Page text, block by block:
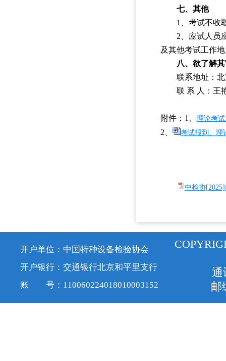
七、其他
1、考试不收
2、应试人员
及其他考试工作
八、欲了解
联系地址：
联 系 人：王
附件：1、 理论考
2、 考试报到、理
中检协
开户单位：中国特种设备检验协会
开户银行：交通银行北京和平里支行
账 号：110060224018010003152
通
邮